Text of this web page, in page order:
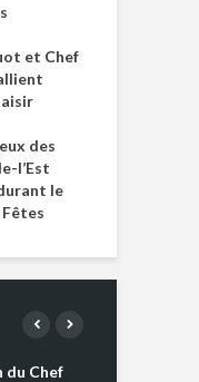
et Chef
des
l’Est
le
du Chef